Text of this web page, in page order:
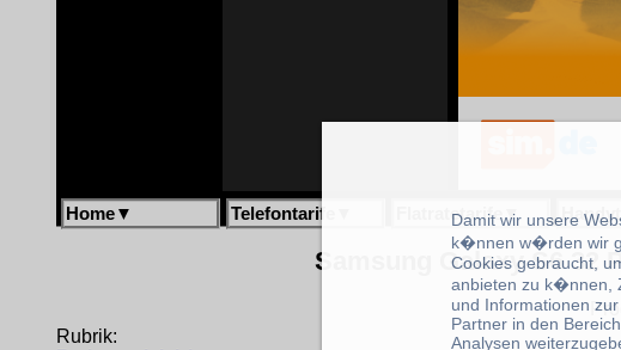
Home▼ Telefontarife Flatratetarife▼
Samsung Galaxy S6 32
Rubrik:
Damit wir unsere
k�nnen w�rden wir
Cookies gebraucht,
anbieten zu k�nnen,
und Informationen
Partner in den
Analysen